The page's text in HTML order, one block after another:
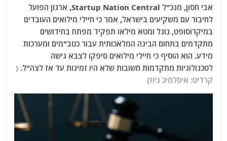
אבי חסון, מנכ"ל Startup Nation Central, ארגון הפועל
לחיבור עם משקיעים בישראל, אמר כי חיילי מילואים העובדים
במיקרוסופט, גוגל ומטא מילאו תפקיד מפתח בחידושים
מתקדמים בתחום הבינה המלאכותית עבור כטב"מים ומערכות
מידע. הוא הוסיף כי חיילי מילואים סיפקו לצבא גישה
לטכנולוגיות מתקדמות חשובות שלא היו זמינות עד אז לצה"ל. (
קרדיט: איסלמיכ ניוז)